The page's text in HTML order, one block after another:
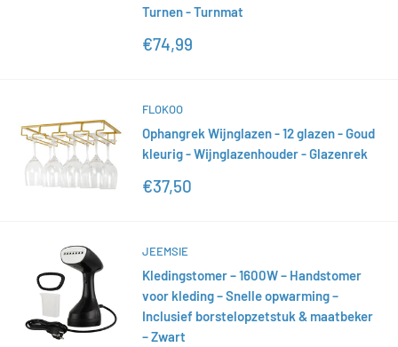
Turnen - Turnmat
Actieprijs
€74,99
FLOKOO
Ophangrek Wijnglazen - 12 glazen - Goud
kleurig - Wijnglazenhouder - Glazenrek
Actieprijs
€37,50
JEEMSIE
Kledingstomer – 1600W – Handstomer
voor kleding – Snelle opwarming –
Inclusief borstelopzetstuk & maatbeker
– Zwart